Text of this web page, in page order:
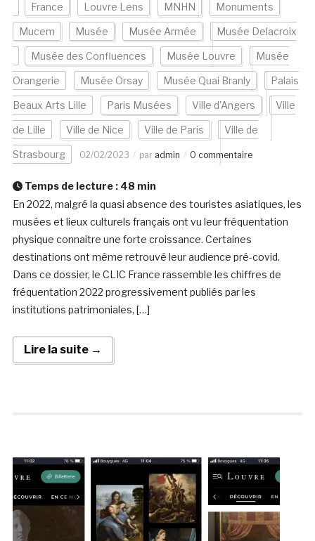
France Louvre Lens MNHN Monuments
Mucem Musée Musée Armée Musée Delacroix
Musée des Confluences Musée Louvre Musée
Orangerie Musée Orsay Musée Quai Branly Palais
Beaux Arts Lille Paris Musées Ville d'Angers Ville
de Lille Ville de Nice Ville de Paris Ville de
Strasbourg 02/02/2023 par admin 0 commentaire
Temps de lecture : 48 min
En 2022, malgré la quasi absence des touristes asiatiques, les
musées et lieux culturels français ont vu leur fréquentation
physique connaitre une forte croissance. Certaines
destinations ont même retrouvé leur audience pré-covid.
Dans ce dossier, le CLIC France rassemble les chiffres de
fréquentation 2022 progressivement publiés par les
institutions patrimoniales, […]
Lire la suite →